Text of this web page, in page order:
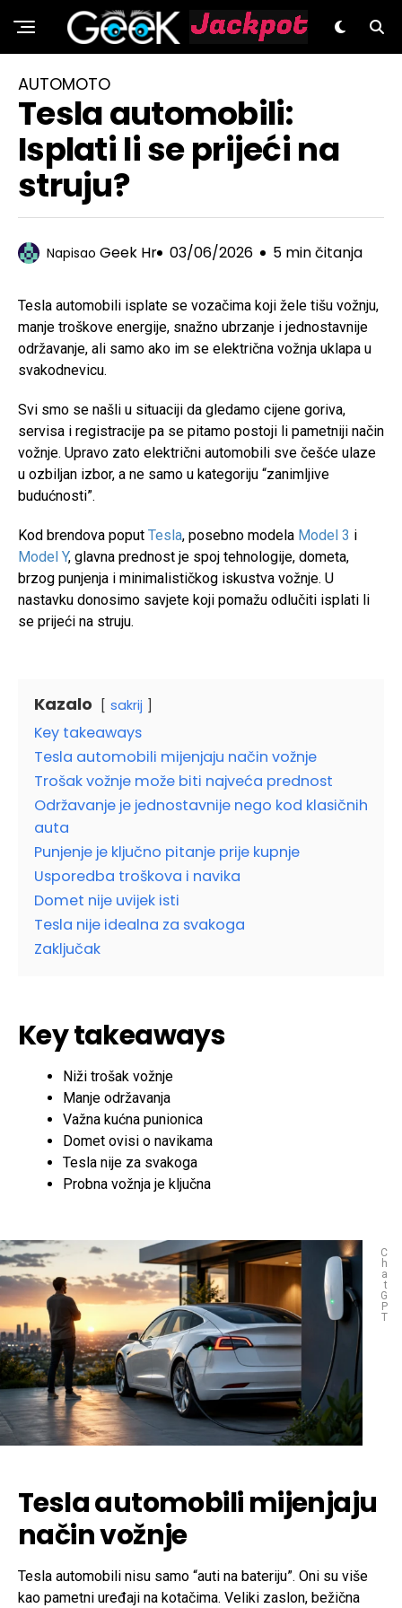
GeeK.hr
AUTOMOTO
Tesla automobili:
Isplati li se prijeći na
struju?
Napisao Geek Hr 03/06/2026 5 min čitanja
Tesla automobili isplate se vozačima koji žele tišu vožnju,
manje troškove energije, snažno ubrzanje i jednostavnije
održavanje, ali samo ako im se električna vožnja uklapa u
svakodnevicu.
Svi smo se našli u situaciji da gledamo cijene goriva,
servisa i registracije pa se pitamo postoji li pametniji način
vožnje. Upravo zato električni automobili sve češće ulaze
u ozbiljan izbor, a ne samo u kategoriju “zanimljive
budućnosti”.
Kod brendova poput Tesla, posebno modela Model 3 i
Model Y, glavna prednost je spoj tehnologije, dometa,
brzog punjenja i minimalističkog iskustva vožnje. U
nastavku donosimo savjete koji pomažu odlučiti isplati li
se prijeći na struju.
Kazalo sakrij
Key takeaways
Tesla automobili mijenjaju način vožnje
Trošak vožnje može biti najveća prednost
Održavanje je jednostavnije nego kod klasičnih
auta
Punjenje je ključno pitanje prije kupnje
Usporedba troškova i navika
Domet nije uvijek isti
Tesla nije idealna za svakoga
Zaključak
Key takeaways
Niži trošak vožnje
Manje održavanja
Važna kućna punionica
Domet ovisi o navikama
Tesla nije za svakoga
Probna vožnja je ključna
C
h
a
t
G
P
T
Tesla automobili mijenjaju
način vožnje
Tesla automobili nisu samo “auti na bateriju”. Oni su više
kao pametni uređaji na kotačima. Veliki zaslon, bežična